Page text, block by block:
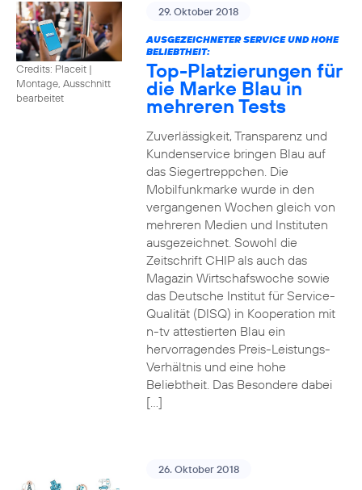
Credits: Placeit |
Montage, Ausschnitt
bearbeitet
29. Oktober 2018
AUSGEZEICHNETER SERVICE UND HOHE
BELIEBTHEIT:
Top-Platzierungen für
die Marke Blau in
mehreren Tests
Zuverlässigkeit, Transparenz und
Kundenservice bringen Blau auf
das Siegertreppchen. Die
Mobilfunkmarke wurde in den
vergangenen Wochen gleich von
mehreren Medien und Instituten
ausgezeichnet. Sowohl die
Zeitschrift CHIP als auch das
Magazin Wirtschafswoche sowie
das Deutsche Institut für Service-
Qualität (DISQ) in Kooperation mit
n-tv attestierten Blau ein
hervorragendes Preis-Leistungs-
Verhältnis und eine hohe
Beliebtheit. Das Besondere dabei
[…]
26. Oktober 2018